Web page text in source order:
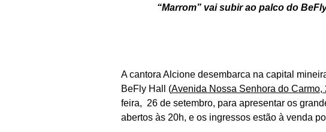
“Marrom” vai subir ao palco do
A cantora Alcione desembarca na capital
BeFly Hall (Avenida Nossa Senhora do Carmo,
feira, 26 de setembro, para apresentar os
abertos às 20h, e os ingressos estão à venda